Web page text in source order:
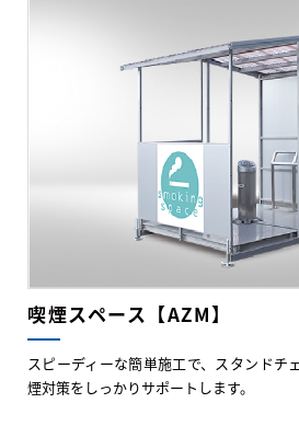
喫煙スペース【AZM】
スピーディーな簡単施工で、スタンドチ
煙対策をしっかりサポートします。